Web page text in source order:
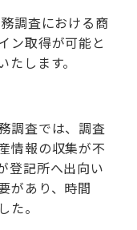
調査における商
ン取得が可能と
します。
調査では、調査
情報の収集が不
登記所へ出向い
があり、時間
た。